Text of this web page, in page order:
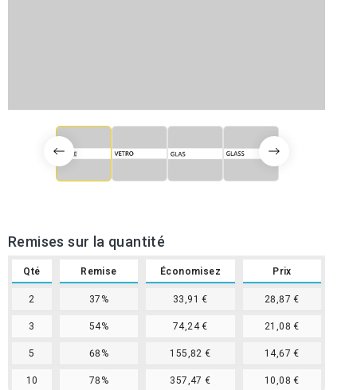
Remises sur la quantité
Qté Remise Économisez Prix
2 37% 33,91 € 28,87 €
3 54% 74,24 € 21,08 €
5 68% 155,82 € 14,67 €
10 78% 357,47 € 10,08 €